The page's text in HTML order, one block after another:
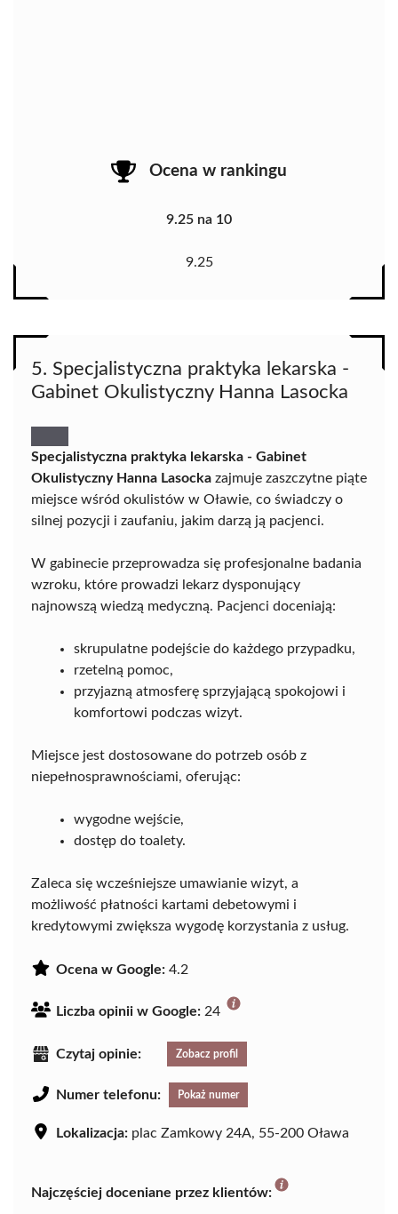
Ocena w rankingu
9.25 na 10
9.25
5. Specjalistyczna praktyka lekarska -
Gabinet Okulistyczny Hanna Lasocka
Specjalistyczna praktyka lekarska - Gabinet
Okulistyczny Hanna Lasocka zajmuje zaszczytne piąte
miejsce wśród okulistów w Oławie, co świadczy o
silnej pozycji i zaufaniu, jakim darzą ją pacjenci.
W gabinecie przeprowadza się profesjonalne badania
wzroku, które prowadzi lekarz dysponujący
najnowszą wiedzą medyczną. Pacjenci doceniają:
skrupulatne podejście do każdego przypadku,
rzetelną pomoc,
przyjazną atmosferę sprzyjającą spokojowi i
komfortowi podczas wizyt.
Miejsce jest dostosowane do potrzeb osób z
niepełnosprawnościami, oferując:
wygodne wejście,
dostęp do toalety.
Zaleca się wcześniejsze umawianie wizyt, a
możliwość płatności kartami debetowymi i
kredytowymi zwiększa wygodę korzystania z usług.
Ocena w Google: 4.2
Liczba opinii w Google: 24
Czytaj opinie: Zobacz profil
Numer telefonu: Pokaż numer
Lokalizacja: plac Zamkowy 24A, 55-200 Oława
Najczęściej doceniane przez klientów: